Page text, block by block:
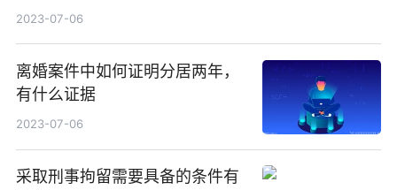
2023-07-06
离婚案件中如何证明分居两年，
有什么证据
2023-07-06
采取刑事拘留需要具备的条件有